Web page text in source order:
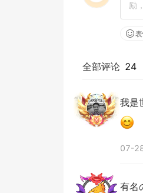
全部评论 24
我是
07-
有名